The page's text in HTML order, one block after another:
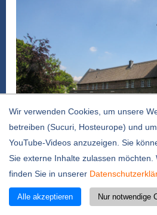
Wir verwenden Cookies, um unsere
betreiben (Sucuri, Hosteurope) und
YouTube-Videos anzuzeigen. Sie
Sie externe Inhalte zulassen möchten.
finden Sie in unserer
Alle akzeptieren Nur notwendige
Foto: Rhein-Kreis Neuss
Am Mittwoch, 5. August,
Rhein-Kreis Neuss um 15
diesem Jahr sein beliebtes
Sommerführungsprogramm
Die Geschichte der